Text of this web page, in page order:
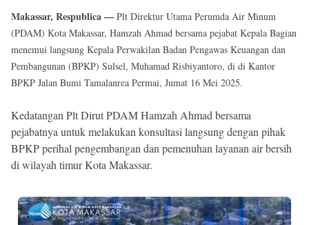
Makassar, Respublica — Plt Direktur Utama Perumda Air Minum
(PDAM) Kota Makassar, Hamzah Ahmad bersama pejabat Kepala Bagian
menemui langsung Kepala Perwakilan Badan Pengawas Keuangan dan
Pembangunan (BPKP) Sulsel, Muhamad Risbiyantoro, di di Kantor
BPKP Jalan Bumi Tamalanrea Permai, Jumat 16 Mei 2025.
Kedatangan Plt Dirut PDAM Hamzah Ahmad bersama
pejabatnya untuk melakukan konsultasi langsung dengan pihak
BPKP perihal pengembangan dan pemenuhan layanan air bersih
di wilayah timur Kota Makassar.